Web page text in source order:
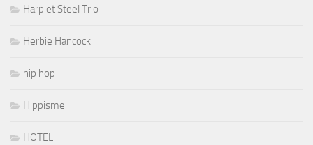
Harp et Steel Trio
Herbie Hancock
hip hop
Hippisme
HOTEL